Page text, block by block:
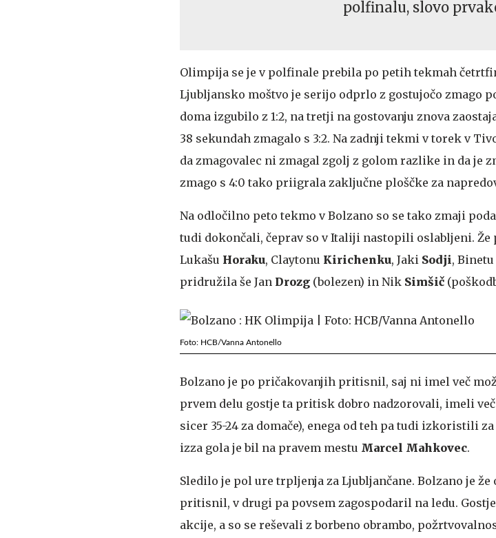
polfinalu, slovo
Olimpija se je v polfinale prebila po petih tekmah
Ljubljansko moštvo je serijo odprlo z gostujočo zmago
doma izgubilo z 1:2, na tretji na gostovanju znova
38 sekundah zmagalo s 3:2. Na zadnji tekmi v torek v
da zmagovalec ni zmagal zgolj z golom razlike in da je
zmago s 4:0 tako priigrala zaključne ploščke za
Na odločilno peto tekmo v Bolzano so se tako zmaji
tudi dokončali, čeprav so v Italiji nastopili oslabljeni.
Lukašu Horaku, Claytonu Kirichenku, Jaki Sodji, Binetu
pridružila še Jan Drozg (bolezen) in Nik Simšič
Foto: HCB/Vanna Antonello
Bolzano je po pričakovanjih pritisnil, saj ni imel več
prvem delu gostje ta pritisk dobro nadzorovali, imeli več
sicer 35-24 za domače), enega od teh pa tudi izkoristili
izza gola je bil na pravem mestu Marcel Mahkovec.
Sledilo je pol ure trpljenja za Ljubljančane. Bolzano je
pritisnil, v drugi pa povsem zagospodaril na ledu.
akcije, a so se reševali z borbeno obrambo,